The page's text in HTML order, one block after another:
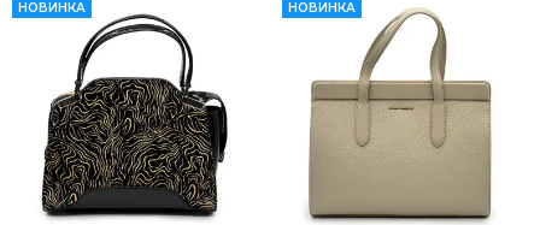
НОВИНКА НОВИНКА